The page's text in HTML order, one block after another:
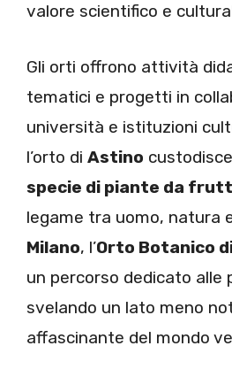
valore scientifico e
Gli orti offrono attività
tematici e progetti in
università e istituzioni
l’orto di Astino
specie di piante da
legame tra uomo, natura
Milano, l’Orto Botanico
un percorso dedicato alle
svelando un lato meno
affascinante del mondo